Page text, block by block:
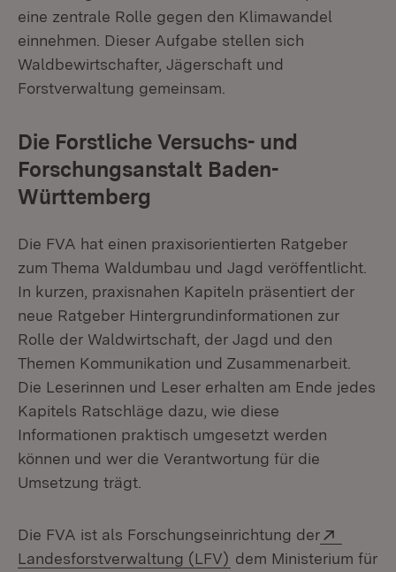
eine zentrale Rolle gegen den Klimawandel
einnehmen. Dieser Aufgabe stellen sich
Waldbewirtschafter, Jägerschaft und
Forstverwaltung gemeinsam.
Die Forstliche Versuchs- und
Forschungsanstalt Baden-
Württemberg
Die FVA hat einen praxisorientierten Ratgeber
zum Thema Waldumbau und Jagd veröffentlicht.
In kurzen, praxisnahen Kapiteln präsentiert der
neue Ratgeber Hintergrundinformationen zur
Rolle der Waldwirtschaft, der Jagd und den
Themen Kommunikation und Zusammenarbeit.
Die Leserinnen und Leser erhalten am Ende jedes
Kapitels Ratschläge dazu, wie diese
Informationen praktisch umgesetzt werden
können und wer die Verantwortung für die
Umsetzung trägt.
Die FVA ist als Forschungseinrichtung der
Landesforstverwaltung (LFV) (Öffnet in neuem
dem Ministerium für